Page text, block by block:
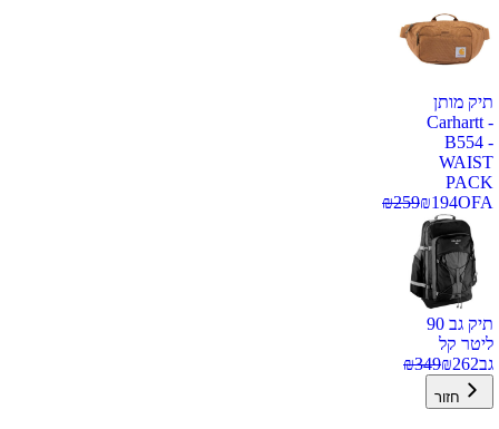
תיק מותן
Carhartt -
B554 -
WAIST
PACK
OFA
₪194
₪259
תיק גב 90
ליטר קל
גב
₪262
₪349
חזור